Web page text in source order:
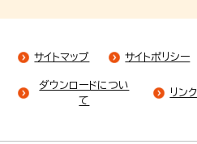
サイトマップ サイトポリシー
ダウンロードについ
て
リン